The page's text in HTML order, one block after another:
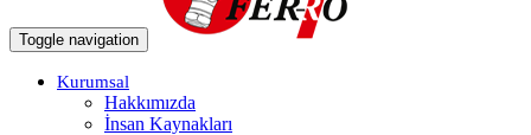
Toggle navigation
Kurumsal
Hakkımızda
İnsan Kaynakları